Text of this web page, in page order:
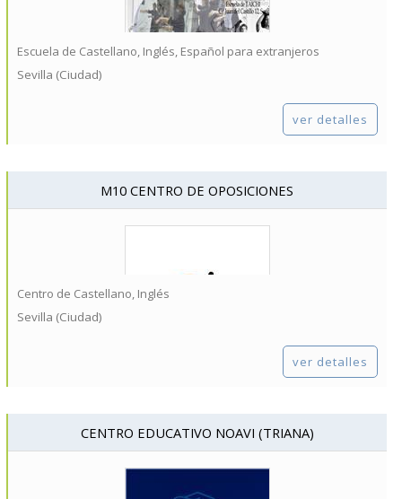
Escuela de Castellano, Inglés, Español para extranjeros
Sevilla (Ciudad)
ver detalles
M10 CENTRO DE OPOSICIONES
Centro de Castellano, Inglés
Sevilla (Ciudad)
ver detalles
CENTRO EDUCATIVO NOAVI (TRIANA)